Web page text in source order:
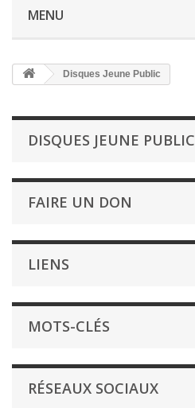
MENU
Disques Jeune Public
DISQUES JEUNE PUBLIC
FAIRE UN DON
LIENS
MOTS-CLÉS
RÉSEAUX SOCIAUX